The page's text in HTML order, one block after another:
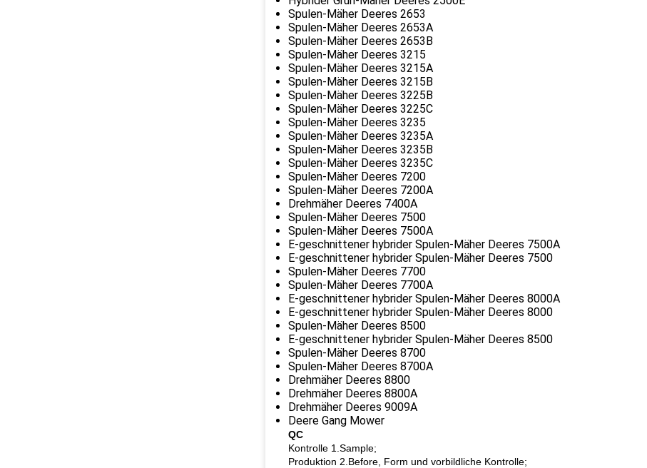
Spulen-Mäher Deeres 2653
Spulen-Mäher Deeres 2653A
Spulen-Mäher Deeres 2653B
Spulen-Mäher Deeres 3215
Spulen-Mäher Deeres 3215A
Spulen-Mäher Deeres 3215B
Spulen-Mäher Deeres 3225B
Spulen-Mäher Deeres 3225C
Spulen-Mäher Deeres 3235
Spulen-Mäher Deeres 3235A
Spulen-Mäher Deeres 3235B
Spulen-Mäher Deeres 3235C
Spulen-Mäher Deeres 7200
Spulen-Mäher Deeres 7200A
Drehmäher Deeres 7400A
Spulen-Mäher Deeres 7500
Spulen-Mäher Deeres 7500A
E-geschnittener hybrider Spulen-Mäher Deeres 7500A
E-geschnittener hybrider Spulen-Mäher Deeres 7500
Spulen-Mäher Deeres 7700
Spulen-Mäher Deeres 7700A
E-geschnittener hybrider Spulen-Mäher Deeres 8000A
E-geschnittener hybrider Spulen-Mäher Deeres 8000
Spulen-Mäher Deeres 8500
E-geschnittener hybrider Spulen-Mäher Deeres 8500
Spulen-Mäher Deeres 8700
Spulen-Mäher Deeres 8700A
Drehmäher Deeres 8800
Drehmäher Deeres 8800A
Drehmäher Deeres 9009A
Deere Gang Mower
QC
Kontrolle 1.Sample;
Produktion 2.Before, Form und vorbildliche Kontrolle;